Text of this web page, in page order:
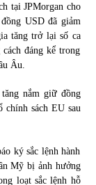
tại JPMorgan cho
USD đã giảm
tăng trở lại số ca
đáng kể trong
Âu.
nắm giữ đồng
sách EU sau
ký sắc lệnh hành
Mỹ bị ảnh hưởng
loạt sắc lệnh hỗ